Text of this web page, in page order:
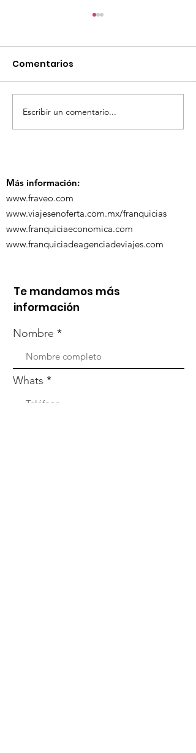
TourTravelynByFraveo
participó en la
Comentarios
Escribir un comentario...
Más información:
www.fraveo.com
www.viajesenoferta.com.mx/franquicias
www.franquiciaeconomica.com
www.franquiciadeagenciadeviajes.com
Te mandamos más
información
Nombre
Whats